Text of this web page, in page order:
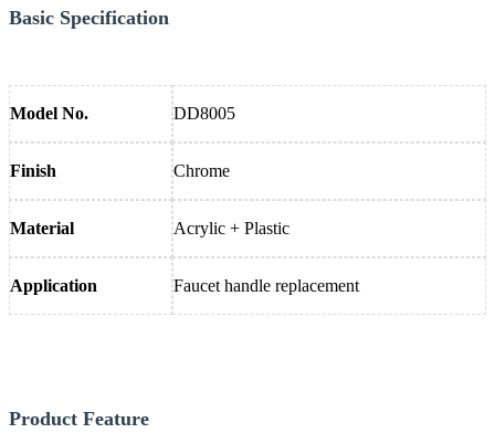
Basic Specification
Model No. DD8005
Finish Chrome
Material Acrylic + Plastic
Application Faucet handle replacement
Product Feature